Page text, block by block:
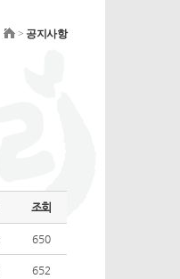
> 공지사항
조회
650
652